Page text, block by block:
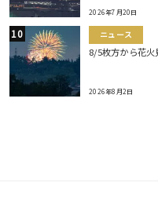
2026年7月20日
ニュース
8/5枚方から花火
2026年8月2日